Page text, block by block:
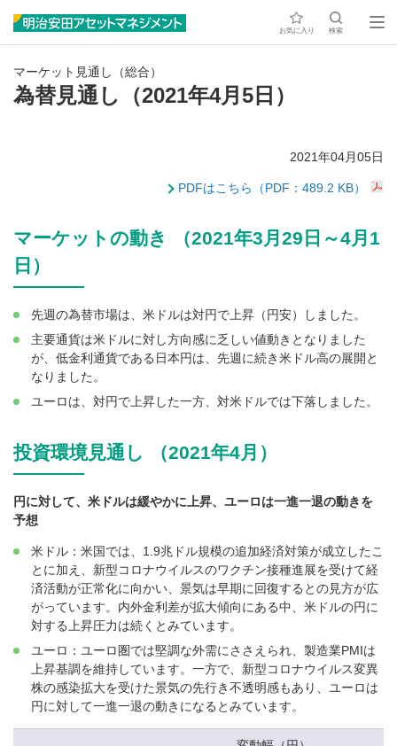
お気に入り 検索
マーケット見通し（総合）
為替見通し（2021年4月5日）
2021年04月05日
PDFはこちら（PDF：489.2 KB）
マーケットの動き （2021年3月29日～4月1
日）
先週の為替市場は、米ドルは対円で上昇（円安）しました。
主要通貨は米ドルに対し方向感に乏しい値動きとなりました
が、低金利通貨である日本円は、先週に続き米ドル高の展開と
なりました。
ユーロは、対円で上昇した一方、対米ドルでは下落しました。
投資環境見通し （2021年4月）
円に対して、米ドルは緩やかに上昇、ユーロは一進一退の動きを
予想
米ドル：米国では、1.9兆ドル規模の追加経済対策が成立したこ
とに加え、新型コロナウイルスのワクチン接種進展を受けて経
済活動が正常化に向かい、景気は早期に回復するとの見方が広
がっています。内外金利差が拡大傾向にある中、米ドルの円に
対する上昇圧力は続くとみています。
ユーロ：ユーロ圏では堅調な外需にささえられ、製造業PMIは
上昇基調を維持しています。一方で、新型コロナウイルス変異
株の感染拡大を受けた景気の先行き不透明感もあり、ユーロは
円に対して一進一退の動きになるとみています。